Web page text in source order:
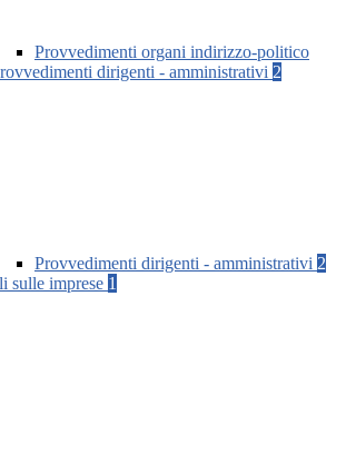
Provvedimenti organi indirizzo-politico
dirigenti - amministrativi 2
Provvedimenti dirigenti - amministrativi 2
sulle imprese 1